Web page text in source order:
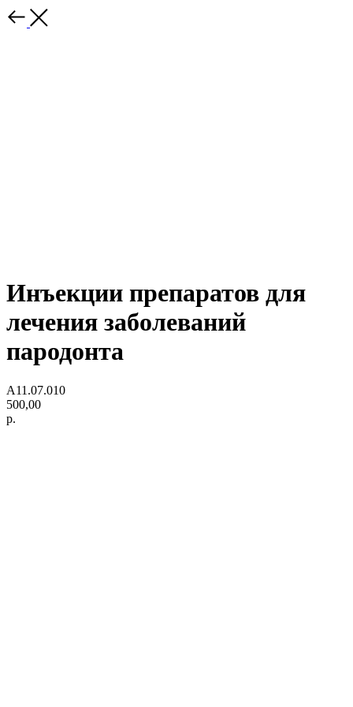
Инъекции препаратов для
лечения заболеваний
пародонта
А11.07.010
500,00
р.